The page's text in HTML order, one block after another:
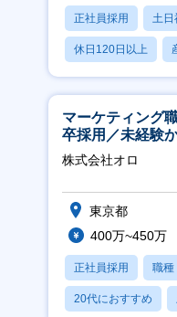
正社員採用 土日
休日120日以上
月残業20時間以内
マーケティング
卒採用／未経験
ーケティングが
実】
株式会社オロ
東京都
400万~450万
正社員採用 職種
20代におすすめ